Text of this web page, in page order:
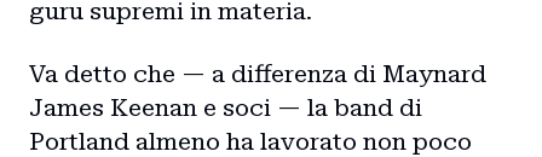
guru supremi in materia.
Va detto che — a differenza di Maynard
James Keenan e soci — la band di
Portland almeno ha lavorato non poco